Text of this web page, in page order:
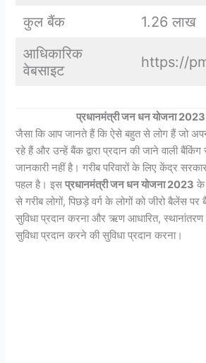
कुल बैंक
1.26 लाख
आधिकारिक
वेबसाइट
https://
प्रधानमंत्री जन धन योजना 2023
जैसा कि आप जानते हैं कि ऐसे बहुत से लोग हैं जो
रहे हैं और उन्हें बैंक द्वारा प्रदान की जाने वाली
जानकारी नहीं है। गरीब परिवारों के लिए केंद्र
पहल है। इसप्रधानमंत्री जन धन योजना 2023 के
से गरीब लोगों, पिछड़े वर्ग के लोगों को जीरो बैलेंस
सुविधा प्रदान करना और ऋण आधारित, स्थानांतरण
सुविधा प्रदान करने की सुविधा प्रदान करना।